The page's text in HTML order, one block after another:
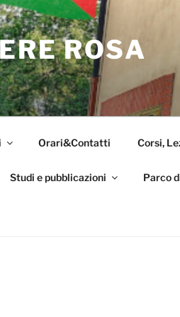
ROSA
Orari&Contatti Corsi,
Studi e pubblicazioni Parco